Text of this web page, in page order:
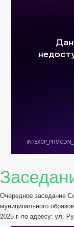
Очередное заседание
муниципального
2025 г. по адресу: ул.